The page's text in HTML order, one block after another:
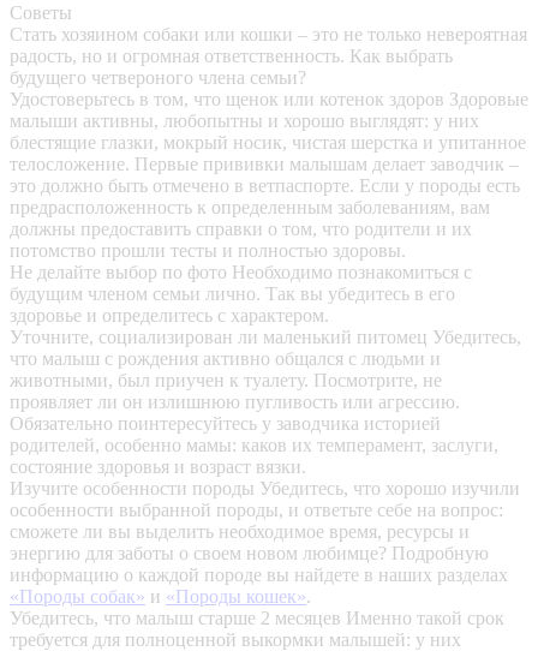
Советы
Стать хозяином собаки или кошки – это не только невероятная
радость, но и огромная ответственность. Как выбрать
будущего четвероного члена семьи?
Удостоверьтесь в том, что щенок или котенок здоров Здоровые
малыши активны, любопытны и хорошо выглядят: у них
блестящие глазки, мокрый носик, чистая шерстка и упитанное
телосложение. Первые прививки малышам делает заводчик –
это должно быть отмечено в ветпаспорте. Если у породы есть
предрасположенность к определенным заболеваниям, вам
должны предоставить справки о том, что родители и их
потомство прошли тесты и полностью здоровы.
Не делайте выбор по фото Необходимо познакомиться с
будущим членом семьи лично. Так вы убедитесь в его
здоровье и определитесь с характером.
Уточните, социализирован ли маленький питомец Убедитесь,
что малыш с рождения активно общался с людьми и
животными, был приучен к туалету. Посмотрите, не
проявляет ли он излишнюю пугливость или агрессию.
Обязательно поинтересуйтесь у заводчика историей
родителей, особенно мамы: каков их темперамент, заслуги,
состояние здоровья и возраст вязки.
Изучите особенности породы Убедитесь, что хорошо изучили
особенности выбранной породы, и ответьте себе на вопрос:
сможете ли вы выделить необходимое время, ресурсы и
энергию для заботы о своем новом любимце? Подробную
информацию о каждой породе вы найдете в наших разделах
«Породы собак» и «Породы кошек».
Убедитесь, что малыш старше 2 месяцев Именно такой срок
требуется для полноценной выкормки малышей: у них